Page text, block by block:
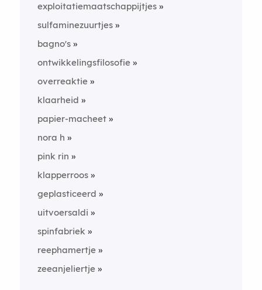
exploitatiemaatschappijtjes
sulfaminezuurtjes
bagno's
ontwikkelingsfilosofie
overreaktie
klaarheid
papier-macheet
nora h
pink rin
klapperroos
geplasticeerd
uitvoersaldi
spinfabriek
reephamertje
zeeanjeliertje